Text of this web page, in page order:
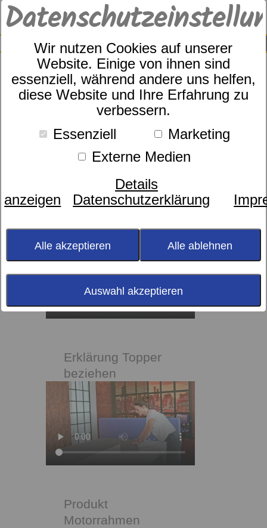
Wir nutzen Cookies auf unserer
Website. Einige von ihnen sind
essenziell, während andere uns helfen,
diese Website und Ihre Erfahrung zu
verbessern.
Essenziell
Marketing
Externe Medien
Details
anzeigen
Datenschutzerklärung
Alle akzeptieren Alle ablehnen
Auswahl akzeptieren
SUCHE
0
Hier finden Sie Filme mit
Informationen, die dafür sorgen
sollen, dass Sie einen erholsamen
Schlaf finden.
Sie einfach auf Play.
Erklärung
Spannbetttuch
aufziehen
Erklärung Topper
beziehen
Produkt
Motorrahmen